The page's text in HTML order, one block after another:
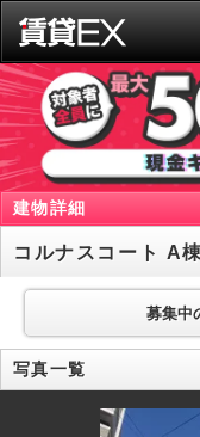
建物詳細
コルナスコート A
募集中
写真一覧